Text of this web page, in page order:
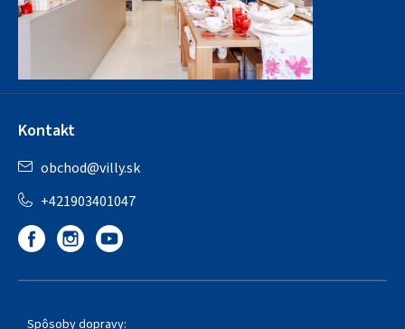
Kontakt
obchod@villy.sk
+421903401047
Spôsoby dopravy: